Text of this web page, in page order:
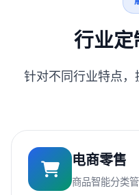
行业
针对不同行业特点
电商零售
商品智能分类